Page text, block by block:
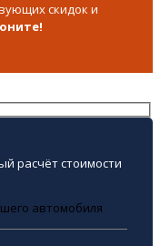
скидок и
расчёт стоимости
автомобиля